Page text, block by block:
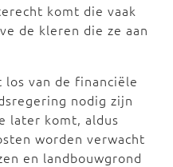
komt die vaak
de kleren die ze aan
van de financiële
nodig zijn
later komt, aldus
worden verwacht
en landbouwgrond